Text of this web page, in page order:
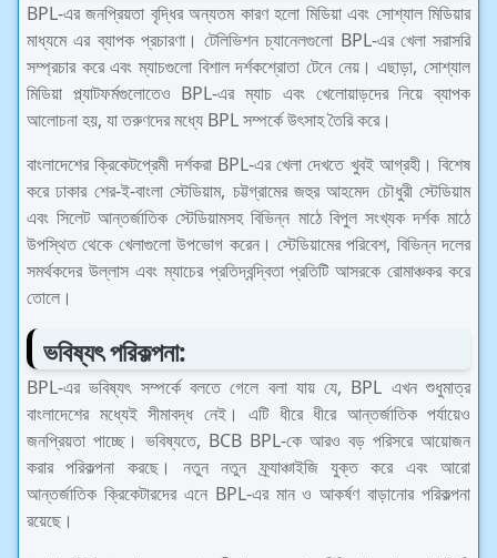
BPL-এর জনপ্রিয়তা বৃদ্ধির অন্যতম কারণ হলো মিডিয়া এবং সোশ্যাল মিডিয়ার
মাধ্যমে এর ব্যাপক প্রচারণা। টেলিভিশন চ্যানেলগুলো BPL-এর খেলা সরাসরি
সম্প্রচার করে এবং ম্যাচগুলো বিশাল দর্শকশ্রোতা টেনে নেয়। এছাড়া, সোশ্যাল
মিডিয়া প্ল্যাটফর্মগুলোতেও BPL-এর ম্যাচ এবং খেলোয়াড়দের নিয়ে ব্যাপক
আলোচনা হয়, যা তরুণদের মধ্যে BPL সম্পর্কে উৎসাহ তৈরি করে।
বাংলাদেশের ক্রিকেটপ্রেমী দর্শকরা BPL-এর খেলা দেখতে খুবই আগ্রহী। বিশেষ
করে ঢাকার শের-ই-বাংলা স্টেডিয়াম, চট্টগ্রামের জহুর আহমেদ চৌধুরী স্টেডিয়াম
এবং সিলেট আন্তর্জাতিক স্টেডিয়ামসহ বিভিন্ন মাঠে বিপুল সংখ্যক দর্শক মাঠে
উপস্থিত থেকে খেলাগুলো উপভোগ করেন। স্টেডিয়ামের পরিবেশ, বিভিন্ন দলের
সমর্থকদের উল্লাস এবং ম্যাচের প্রতিদ্বন্দ্বিতা প্রতিটি আসরকে রোমাঞ্চকর করে
তোলে।
ভবিষ্যৎ পরিকল্পনা:
BPL-এর ভবিষ্যৎ সম্পর্কে বলতে গেলে বলা যায় যে, BPL এখন শুধুমাত্র
বাংলাদেশের মধ্যেই সীমাবদ্ধ নেই। এটি ধীরে ধীরে আন্তর্জাতিক পর্যায়েও
জনপ্রিয়তা পাচ্ছে। ভবিষ্যতে, BCB BPL-কে আরও বড় পরিসরে আয়োজন
করার পরিকল্পনা করছে। নতুন নতুন ফ্র্যাঞ্চাইজি যুক্ত করে এবং আরো
আন্তর্জাতিক ক্রিকেটারদের এনে BPL-এর মান ও আকর্ষণ বাড়ানোর পরিকল্পনা
রয়েছে।